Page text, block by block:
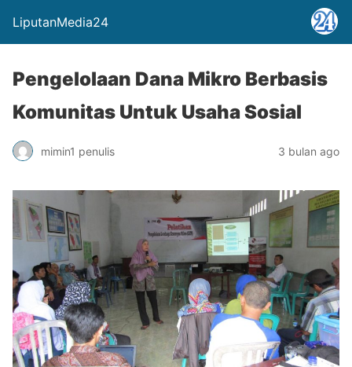
LiputanMedia24
Pengelolaan Dana Mikro Berbasis
Komunitas Untuk Usaha Sosial
mimin1 penulis 3 bulan ago